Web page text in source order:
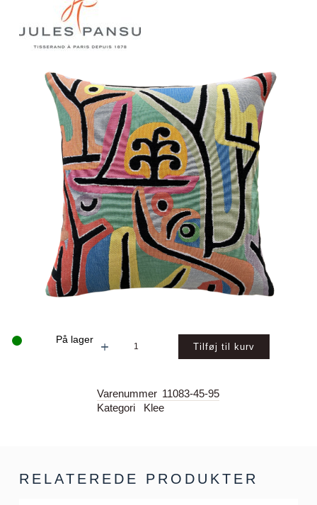
På lagerPARK
BEI
–
KLEE
PUDE
Tilføj til kurv
Varenummer 11083-45-95
Kategori
Klee
RELATEREDE PRODUKTER